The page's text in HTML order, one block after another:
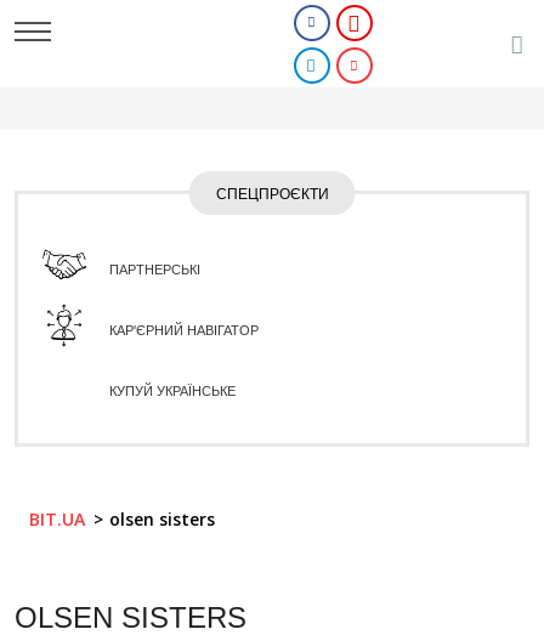
СПЕЦПРОЄКТИ
ПАРТНЕРСЬКІ
КАР'ЄРНИЙ НАВІГАТОР
КУПУЙ УКРАЇНСЬКЕ
BIT.UA olsen sisters
OLSEN SISTERS